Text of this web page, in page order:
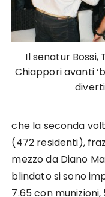
Il senatur Bossi,
Chiappori avanti
che la seconda
(472 residenti),
mezzo da Diano
blindato si sono
7.65 con